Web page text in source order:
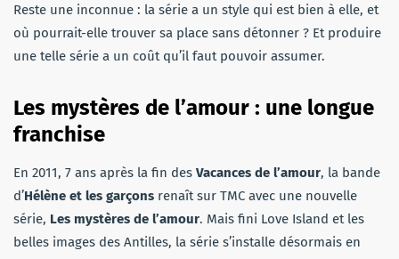
Reste une inconnue : la série a un style qui est bien à elle, et
où pourrait-elle trouver sa place sans détonner ? Et produire
une telle série a un coût qu’il faut pouvoir assumer.
Les mystères de l’amour : une longue
franchise
En 2011, 7 ans après la fin des Vacances de l’amour, la bande
d’Hélène et les garçons renaît sur TMC avec une nouvelle
série, Les mystères de l’amour. Mais fini Love Island et les
belles images des Antilles, la série s’installe désormais en